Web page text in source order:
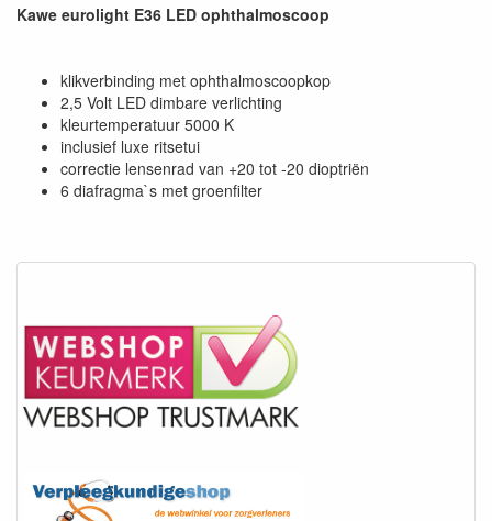
Kawe eurolight E36 LED ophthalmoscoop
klikverbinding met ophthalmoscoopkop
2,5 Volt LED dimbare verlichting
kleurtemperatuur 5000 K
inclusief luxe ritsetui
correctie lensenrad van +20 tot -20 dioptriën
6 diafragma`s met groenfilter